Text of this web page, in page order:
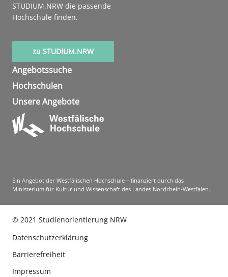
STUDIUM.NRW die passende
Hochschule finden.
zu STUDIUM.NRW
Angebotssuche
Hochschulen
Unsere Angebote
Ein Angebot der Westfälischen Hochschule – finanziert durch das
Ministerium für Kultur und Wissenschaft des Landes Nordrhein-Westfalen.
© 2021 Studienorientierung NRW
Datenschutzerklärung
Barrierefreiheit
Impressum